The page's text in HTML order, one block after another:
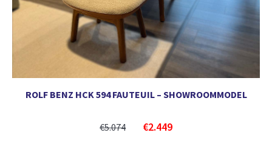
ROLF BENZ HCK 594 FAUTEUIL – SHOWROOMMODEL
€5.074 €2.449